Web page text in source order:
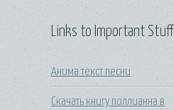
Links to Important Stuff
Анима текст песни
Скачать книгу поллианна в